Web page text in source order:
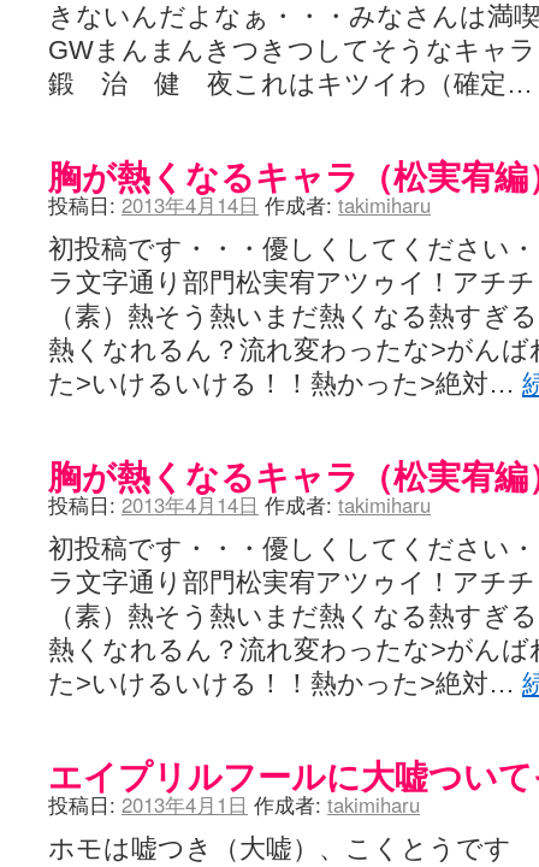
きないんだよなぁ・・・みなさんは満
GWまんまんきつきつしてそうなキャ
鍛 治 健 夜これはキツイわ（確定…
胸が熱くなるキャラ（松実宥編
投稿日: 2013年4月14日 作成者: takimiharu
初投稿です・・・優しくしてください
ラ文字通り部門松実宥アツゥイ！アチ
（素）熱そう熱いまだ熱くなる熱すぎ
熱くなれるん？流れ変わったな>がん
た>いけるいける！！熱かった>絶対…
胸が熱くなるキャラ（松実宥編
投稿日: 2013年4月14日 作成者: takimiharu
初投稿です・・・優しくしてください
ラ文字通り部門松実宥アツゥイ！アチ
（素）熱そう熱いまだ熱くなる熱すぎ
熱くなれるん？流れ変わったな>がん
た>いけるいける！！熱かった>絶対…
エイプリルフールに大嘘つい
投稿日: 2013年4月1日 作成者: takimiharu
ホモは嘘つき（大嘘）、こくとうです